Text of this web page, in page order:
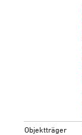
Objektträger